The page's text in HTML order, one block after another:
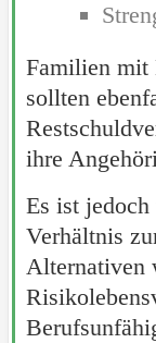
Familien mit
sollten
ihre
Es ist
Verhältnis
Alternativen